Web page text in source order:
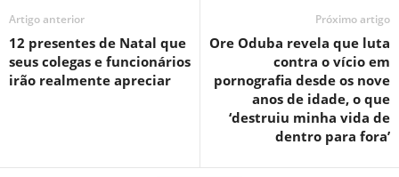
Artigo anterior
12 presentes de Natal que
seus colegas e funcionários
irão realmente apreciar
Próximo artigo
Ore Oduba revela que luta
contra o vício em
pornografia desde os nove
anos de idade, o que
‘destruiu minha vida de
dentro para fora’